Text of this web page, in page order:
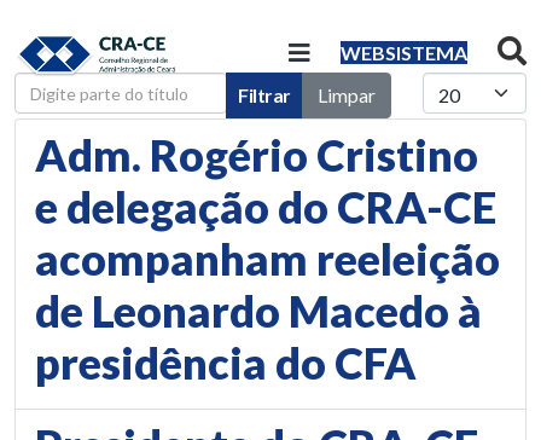
WEBSISTEMA
Digite parte do título
Filtrar Limpar Mostrar #
Adm. Rogério Cristino
e delegação do CRA-CE
acompanham reeleição
de Leonardo Macedo à
presidência do CFA